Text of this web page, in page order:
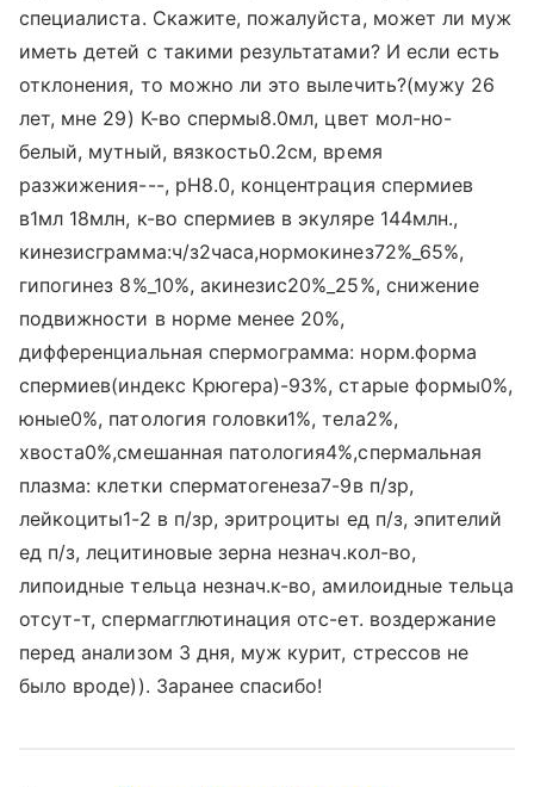
специалиста. Скажите, пожалуйста, может ли муж
иметь детей с такими результатами? И если есть
отклонения, то можно ли это вылечить?(мужу 26
лет, мне 29) К-во спермы8.0мл, цвет мол-но-
белый, мутный, вязкость0.2см, время
разжижения---, рН8.0, концентрация спермиев
в1мл 18млн, к-во спермиев в экуляре 144млн.,
кинезисграмма:ч/з2часа,нормокинез72%_65%,
гипогинез 8%_10%, акинезис20%_25%, снижение
подвижности в норме менее 20%,
дифференциальная спермограмма: норм.форма
спермиев(индекс Крюгера)-93%, старые формы0%,
юные0%, патология головки1%, тела2%,
хвоста0%,смешанная патология4%,спермальная
плазма: клетки сперматогенеза7-9в п/зр,
лейкоциты1-2 в п/зр, эритроциты ед п/з, эпителий
ед п/з, лецитиновые зерна незнач.кол-во,
липоидные тельца незнач.к-во, амилоидные тельца
отсут-т, спермагглютинация отс-ет. воздержание
перед анализом 3 дня, муж курит, стрессов не
было вроде)). Заранее спасибо!